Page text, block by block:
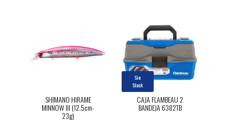
SHIMANO HIRAME
MINNOW III (12.5cm-
23g)
Sin
Stock
CAJA FLAMBEAU 2
BANDEJA 6382TB